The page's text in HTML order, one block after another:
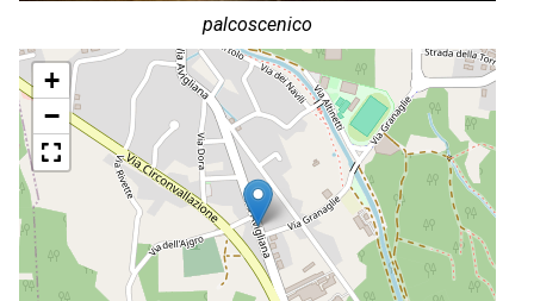
palcoscenico
+
−